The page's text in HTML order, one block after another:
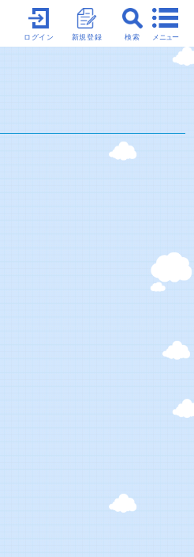
メニュー
検索
新規登録
ログイン